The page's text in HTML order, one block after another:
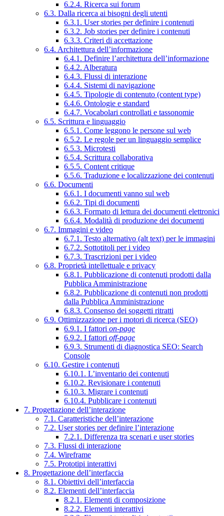
6.2.4. Ricerca sui forum
6.3. Dalla ricerca ai bisogni degli utenti
6.3.1. User stories per definire i contenuti
6.3.2. Job stories per definire i contenuti
6.3.3. Criteri di accettazione
6.4. Architettura dell’informazione
6.4.1. Definire l’architettura dell’informazione
6.4.2. Alberatura
6.4.3. Flussi di interazione
6.4.4. Sistemi di navigazione
6.4.5. Tipologie di contenuto (content type)
6.4.6. Ontologie e standard
6.4.7. Vocabolari controllati e tassonomie
6.5. Scrittura e linguaggio
6.5.1. Come leggono le persone sul web
6.5.2. Le regole per un linguaggio semplice
6.5.3. Microtesti
6.5.4. Scrittura collaborativa
6.5.5. Content critique
6.5.6. Traduzione e localizzazione dei contenuti
6.6. Documenti
6.6.1. I documenti vanno sul web
6.6.2. Tipi di documenti
6.6.3. Formato di lettura dei documenti elettronici
6.6.4. Modalità di produzione dei documenti
6.7. Immagini e video
6.7.1. Testo alternativo (alt text) per le immagini
6.7.2. Sottotitoli per i video
6.7.3. Trascrizioni per i video
6.8. Proprietà intellettuale e privacy
6.8.1. Pubblicazione di contenuti prodotti dalla
Pubblica Amministrazione
6.8.2. Pubblicazione di contenuti non prodotti
dalla Pubblica Amministrazione
6.8.3. Consenso dei soggetti ritratti
6.9. Ottimizzazione per i motori di ricerca (SEO)
6.9.1. I fattori on-page
6.9.2. I fattori off-page
6.9.3. Strumenti di diagnostica SEO: Search
Console
6.10. Gestire i contenuti
6.10.1. L’inventario dei contenuti
6.10.2. Revisionare i contenuti
6.10.3. Migrare i contenuti
6.10.4. Pubblicare i contenuti
7. Progettazione dell’interazione
7.1. Caratteristiche dell’interazione
7.2. User stories per definire l’interazione
7.2.1. Differenza tra scenari e user stories
7.3. Flussi di interazione
7.4. Wireframe
7.5. Prototipi interattivi
8. Progettazione dell’interfaccia
8.1. Obiettivi dell’interfaccia
8.2. Elementi dell’interfaccia
8.2.1. Elementi di composizione
8.2.2. Elementi interattivi